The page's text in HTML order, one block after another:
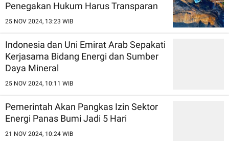
Penegakan Hukum Harus Transparan
25 NOV 2024, 13:23 WIB
Indonesia dan Uni Emirat Arab Sepakati
Kerjasama Bidang Energi dan Sumber
Daya Mineral
25 NOV 2024, 10:11 WIB
Pemerintah Akan Pangkas Izin Sektor
Energi Panas Bumi Jadi 5 Hari
21 NOV 2024, 10:24 WIB